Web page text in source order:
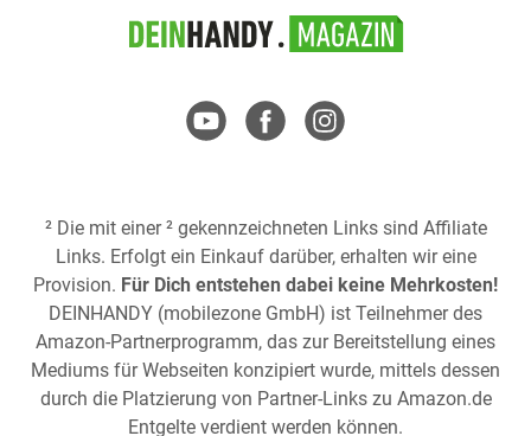
² Die mit einer ² gekennzeichneten Links sind Affiliate
Links. Erfolgt ein Einkauf darüber, erhalten wir eine
Provision. Für Dich entstehen dabei keine Mehrkosten!
DEINHANDY (mobilezone GmbH) ist Teilnehmer des
Amazon-Partnerprogramm, das zur Bereitstellung eines
Mediums für Webseiten konzipiert wurde, mittels dessen
durch die Platzierung von Partner-Links zu Amazon.de
Entgelte verdient werden können.